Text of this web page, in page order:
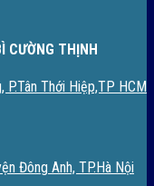
CƯỜNG THỊNH
Thới Hiệp,TP HCM
Đông Anh, TP.Hà Nội